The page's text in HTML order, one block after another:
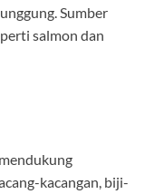
Sumber
salmon dan
kacangan, biji-